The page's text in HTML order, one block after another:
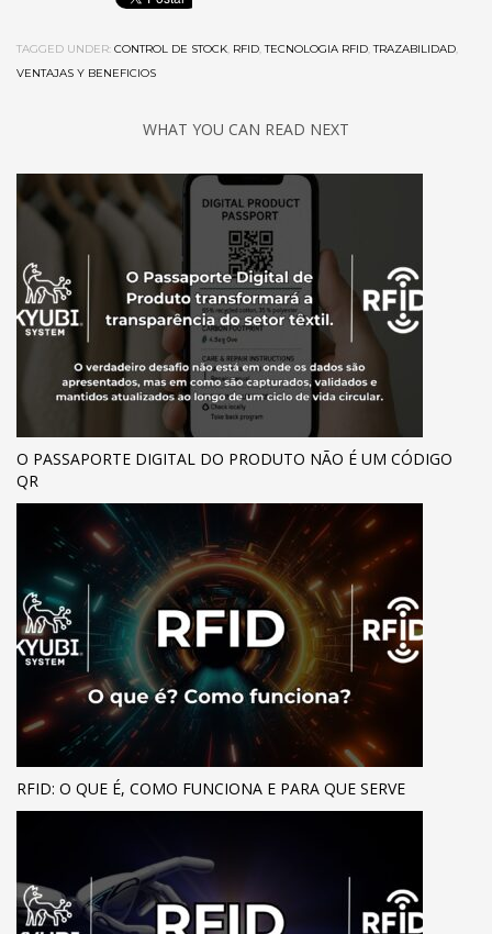
TAGGED UNDER: CONTROL DE STOCK, RFID,TECNOLOGIA RFID,TRAZABILIDAD,
VENTAJAS Y BENEFICIOS
WHAT YOU CAN READ NEXT
O PASSAPORTE DIGITAL DO PRODUTO NÃO É UM CÓDIGO
QR
RFID: O QUE É, COMO FUNCIONA E PARA QUE SERVE